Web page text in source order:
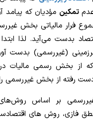
تمکین مؤدیان که پیامد
فرار مالیاتی بخش
بدست می‌آید. لذا ابتدا
(غیررسمی) بدست
از بخش رسمی مالیات
دست رفته از بخش غیررسمی را
بر اساس روش‌های
فازی، روش های